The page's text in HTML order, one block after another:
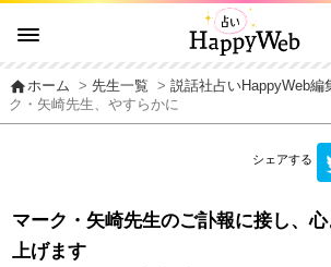
homeホーム >先生一覧 >説話社占いHappyWeb編
ク・矢崎先生、やすらかに
シェアする
マーク・矢崎先生のご訃報に接し、
上げます